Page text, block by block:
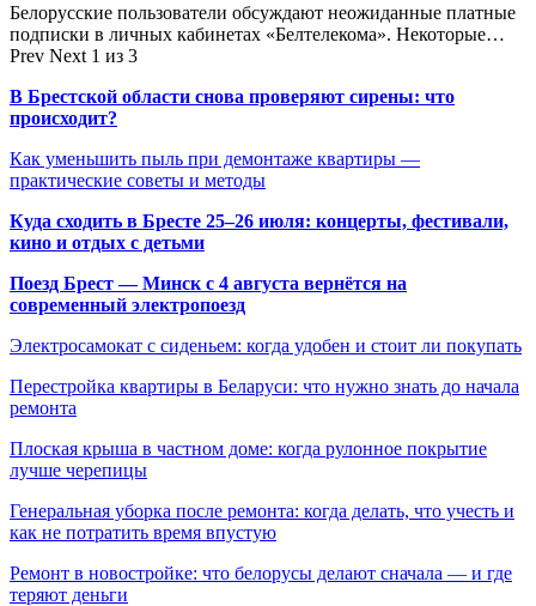
Белорусские пользователи обсуждают неожиданные платные
подписки в личных кабинетах «Белтелекома». Некоторые…
Prev Next 1 из 3
В Брестской области снова проверяют сирены: что
происходит?
Как уменьшить пыль при демонтаже квартиры —
практические советы и методы
Куда сходить в Бресте 25–26 июля: концерты, фестивали,
кино и отдых с детьми
Поезд Брест — Минск с 4 августа вернётся на
современный электропоезд
Электросамокат с сиденьем: когда удобен и стоит ли покупать
Перестройка квартиры в Беларуси: что нужно знать до начала
ремонта
Плоская крыша в частном доме: когда рулонное покрытие
лучше черепицы
Генеральная уборка после ремонта: когда делать, что учесть и
как не потратить время впустую
Ремонт в новостройке: что белорусы делают сначала — и где
теряют деньги